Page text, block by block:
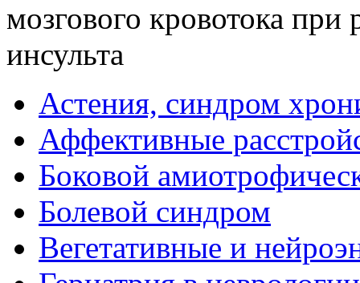
мозгового кровотока
инсульта
Астения, синдром
Аффективные
Боковой
Болевой синдром
Вегетативные и